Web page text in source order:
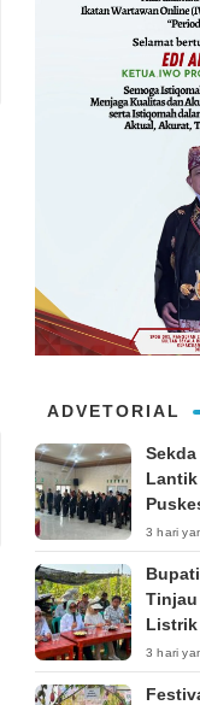
ADVETORIAL
Lantik
dan
3 hari
Tinjau
Listrik
Petani
3 hari